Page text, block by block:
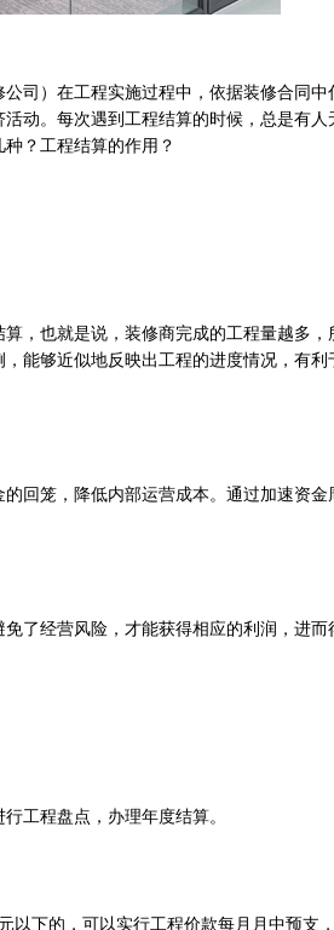
司）在工程实施过程中，依据装修合同中
动。每次遇到工程结算的时候，总是有人
种？工程结算的作用？
，也就是说， 装修商完成的工程量越多，
能够近似地反映出工程的进度情况，有利
回笼，降低内部运营成本。通过加速资金
了经营风险，才能获得相应的利润，进而
工程盘点，办理年度结算。
以下的，可以实行工程价款每月月中预支